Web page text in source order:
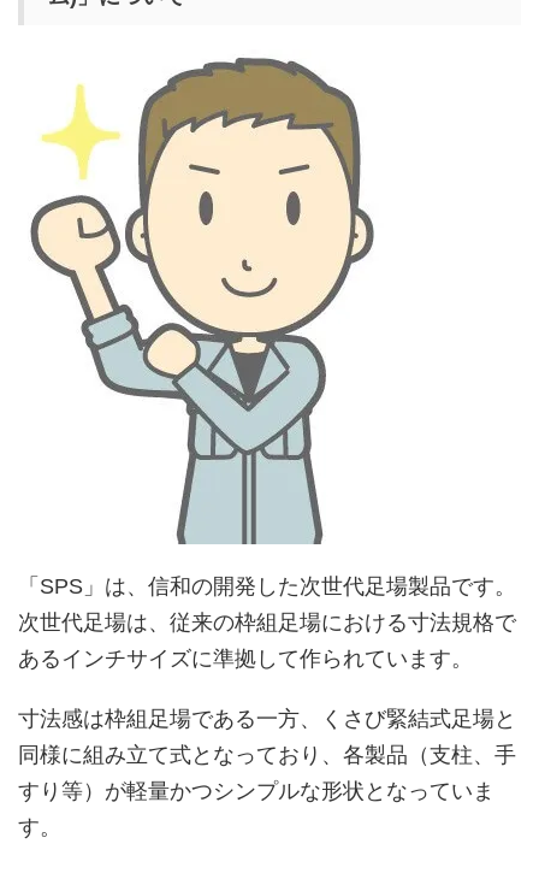
「SPS」は、信和の開発した次世代足場製品です。
次世代足場は、従来の枠組足場における寸法規格で
あるインチサイズに準拠して作られています。
寸法感は枠組足場である一方、くさび緊結式足場と
同様に組み立て式となっており、各製品（支柱、手
すり等）が軽量かつシンプルな形状となっていま
す。